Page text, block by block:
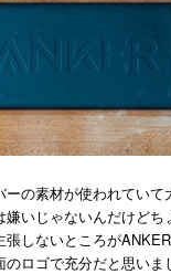
の素材が使われていて
嫌いじゃないんだけどち
しないところが
ロゴで充分だと思いま